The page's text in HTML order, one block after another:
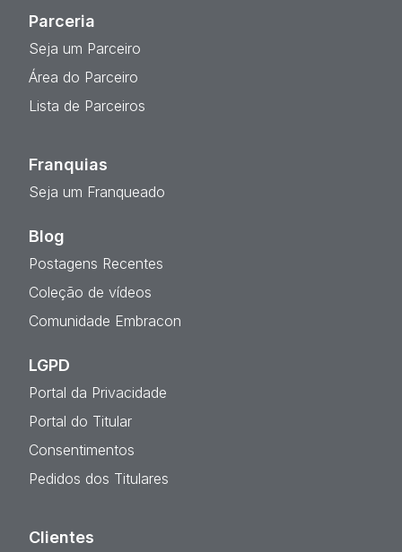
Parceria
Seja um Parceiro
Área do Parceiro
Lista de Parceiros
Franquias
Seja um Franqueado
Blog
Postagens Recentes
Coleção de vídeos
Comunidade Embracon
LGPD
Portal da Privacidade
Portal do Titular
Consentimentos
Pedidos dos Titulares
Clientes